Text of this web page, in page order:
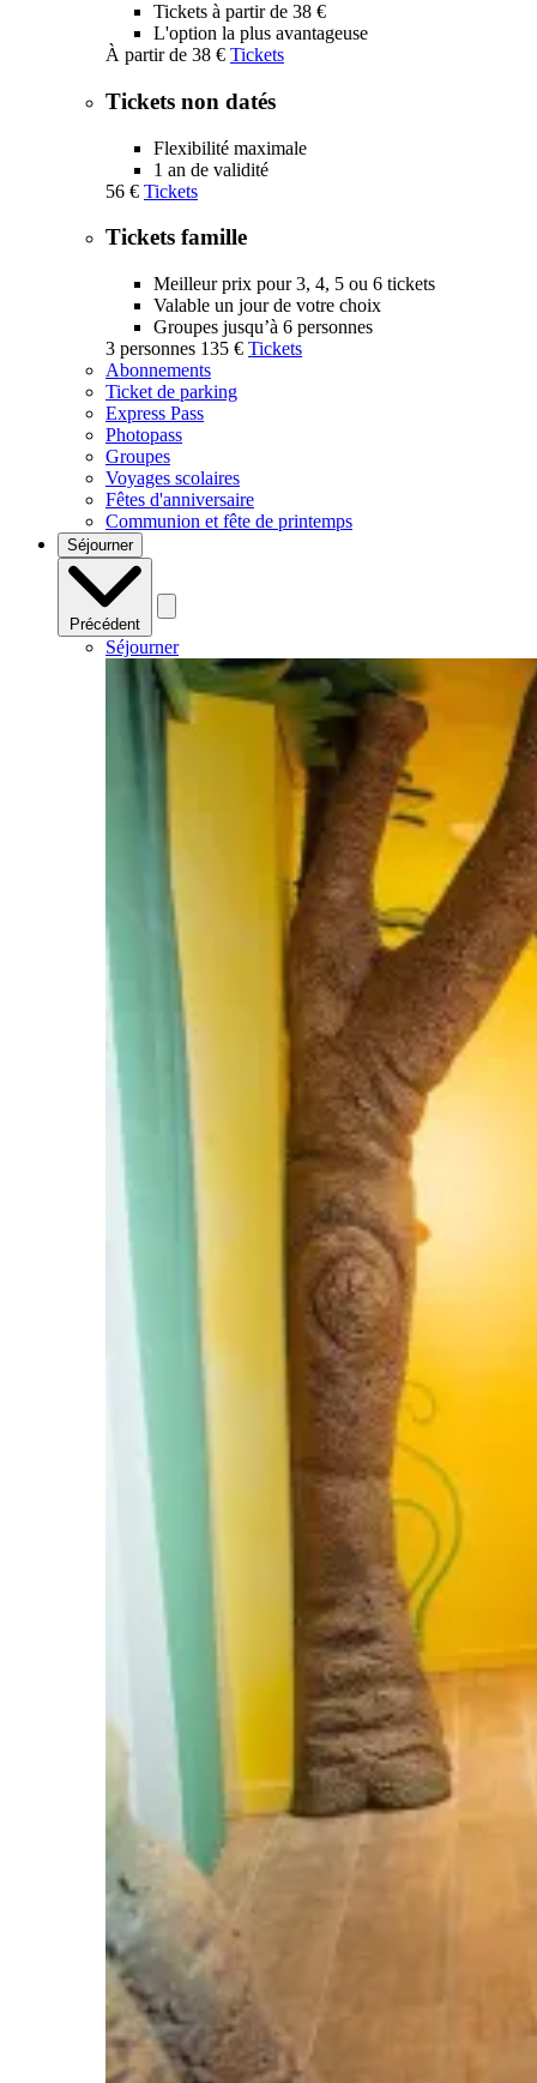
Tickets à partir de 38 €
L'option la plus avantageuse
À partir de 38 € Tickets
Tickets non datés
Flexibilité maximale
1 an de validité
56 € Tickets
Tickets famille
Meilleur prix pour 3, 4, 5 ou 6 tickets
Valable un jour de votre choix
Groupes jusqu’à 6 personnes
3 personnes 135 € Tickets
Abonnements
Ticket de parking
Express Pass
Photopass
Groupes
Voyages scolaires
Fêtes d'anniversaire
Communion et fête de printemps
Séjourner
Précédent
Séjourner